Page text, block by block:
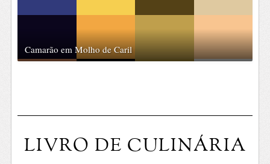
Camarão em Molho de Caril
LIVRO DE CULINÁRIA